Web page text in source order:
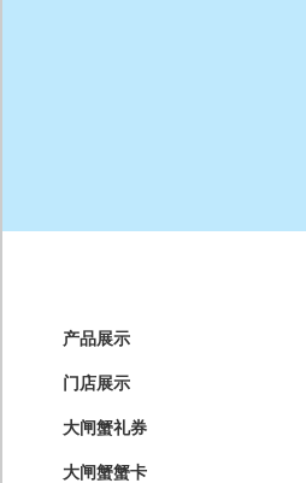
产品展示
门店展示
大闸蟹礼券
大闸蟹蟹卡